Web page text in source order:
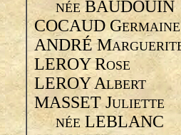
NÉEBAUDOUIN
COCAUD GERMAINE
ANDRÉ M
LEROY ROSE
LEROY ALBERT
MASSET JULIETTE
NÉE LEBLANC